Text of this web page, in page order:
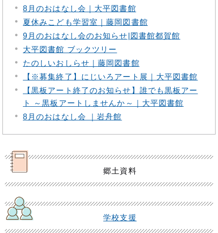
8月のおはなし会｜大平図書館
夏休みこども学習室｜藤岡図書館
9月のおはなし会のお知らせ|図書館都賀館
大平図書館 ブックツリー
たのしいおしらせ｜藤岡図書館
【※募集終了】にじいろアート展｜大平図書館
【黒板アート終了のお知らせ】誰でも黒板アー
ト ～黒板アートしませんか～｜大平図書館
8月のおはなし会 ｜岩舟館
郷土資料
学校支援